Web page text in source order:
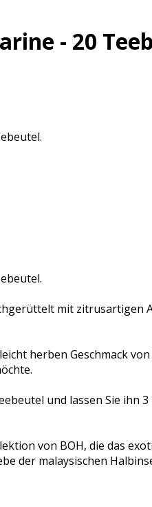
- 20
mit
herben Geschmack
und lassen Sie ihn
von BOH, die das
der malaysischen